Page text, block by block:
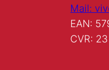
Mail:
EAN:
CVR: